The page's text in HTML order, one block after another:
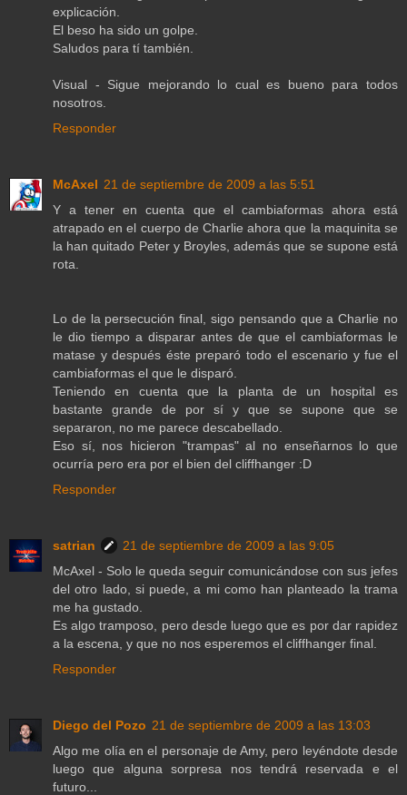
explicación.
El beso ha sido un golpe.
Saludos para tí también.
Visual - Sigue mejorando lo cual es bueno para todos
nosotros.
Responder
McAxel 21 de septiembre de 2009 a las 5:51
Y a tener en cuenta que el cambiaformas ahora está
atrapado en el cuerpo de Charlie ahora que la maquinita se
la han quitado Peter y Broyles, además que se supone está
rota.
Lo de la persecución final, sigo pensando que a Charlie no
le dio tiempo a disparar antes de que el cambiaformas le
matase y después éste preparó todo el escenario y fue el
cambiaformas el que le disparó.
Teniendo en cuenta que la planta de un hospital es
bastante grande de por sí y que se supone que se
separaron, no me parece descabellado.
Eso sí, nos hicieron "trampas" al no enseñarnos lo que
ocurría pero era por el bien del cliffhanger :D
Responder
satrian
21 de septiembre de 2009 a las 9:05
McAxel - Solo le queda seguir comunicándose con sus jefes
del otro lado, si puede, a mi como han planteado la trama
me ha gustado.
Es algo tramposo, pero desde luego que es por dar rapidez
a la escena, y que no nos esperemos el cliffhanger final.
Responder
Diego del Pozo 21 de septiembre de 2009 a las 13:03
Algo me olía en el personaje de Amy, pero leyéndote desde
luego que alguna sorpresa nos tendrá reservada e el
futuro...